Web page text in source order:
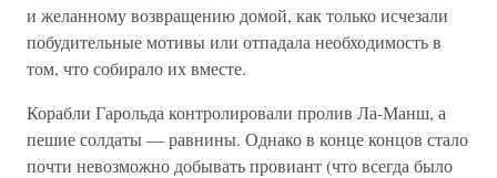
и желанному возвращению домой, как только исчезали
побудительные мотивы или отпадала необходимость в
том, что собирало их вместе.
Корабли Гарольда контролировали пролив Ла-Манш, а
пешие солдаты — равнины. Однако в конце концов стало
почти невозможно добывать провиант (что всегда было